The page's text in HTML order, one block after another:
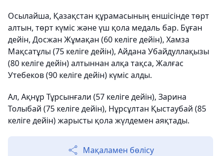
Осылайша, Қазақстан құрамасының еншісінде төрт
алтын, төрт күміс және үш қола медаль бар. Бұған
дейін, Досжан Жұмақан (60 келіге дейін), Хамза
Мақсатұлы (75 келіге дейін), Айдана Убайдуллақызы
(80 келіге дейін) алтыннан алқа тақса, Жалғас
Утебеков (90 келіге дейін) күміс алды.
Ал, Ақнұр Тұрсынғали (57 келіге дейін), Зарина
Толыбай (75 келіге дейін), Нұрсұлтан Қыстаубай (85
келіге дейін) жарысты қола жүлдемен аяқтады.
Мақаламен бөлісу